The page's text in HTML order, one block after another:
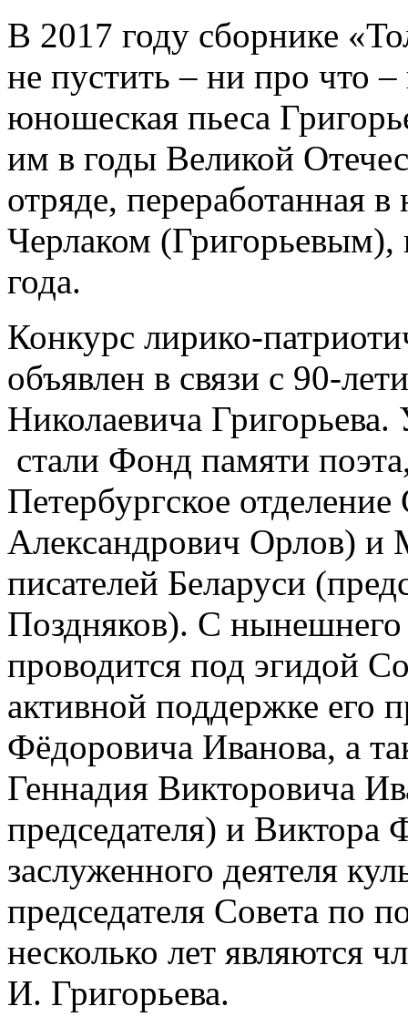
В 2017 году сборнике
не пустить – ни про что
юношеская пьеса
им в годы Великой
отряде, переработанная
Черлаком (Григорьевым),
года.
Конкурс лирико-
объявлен в связи с 90-
Николаевича
стали Фонд памяти
Петербургское
Александрович Орлов) и
писателей Беларуси
Поздняков). С нынешнего
проводится под эгидой
активной поддержке его
Фёдоровича Иванова, а
Геннадия Викторовича
председателя) и
заслуженного деятеля
председателя Совета по
несколько лет являются
И. Григорьева.